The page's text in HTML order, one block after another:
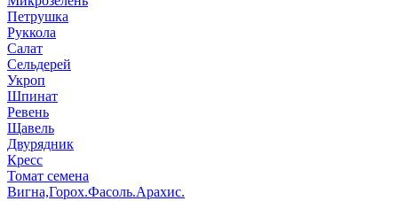
Петрушка
Руккола
Салат
Сельдерей
Укроп
Шпинат
Ревень
Щавель
Двурядник
Кресс
Томат семена
Вигна,Горох.Фасоль.Арахис.